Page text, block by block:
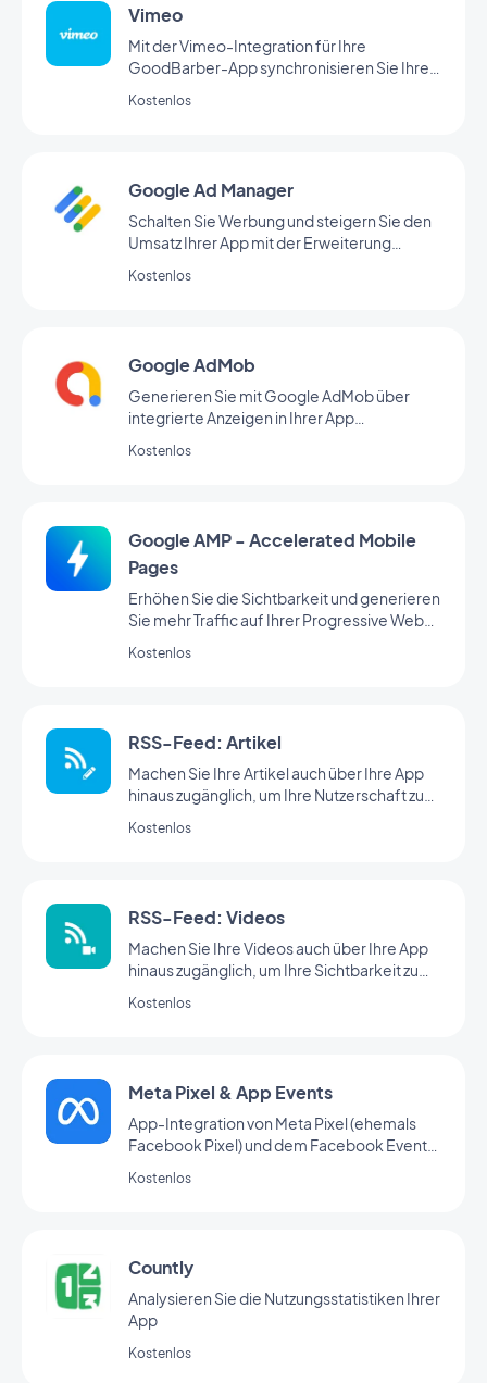
Vimeo
Mit der Vimeo-Integration für Ihre
GoodBarber-App synchronisieren Sie Ihre
mit Ihrer App.
Kostenlos
Google Ad Manager
Schalten Sie Werbung und steigern Sie den
Umsatz Ihrer App mit der Erweiterung
Kostenlos
Google AdMob
Generieren Sie mit Google AdMob über
integrierte Anzeigen in Ihrer App
Kostenlos
Google AMP - Accelerated Mobile
Pages
Erhöhen Sie die Sichtbarkeit und generieren
Sie mehr Traffic auf Ihrer Progressive Web
Kostenlos
RSS-Feed: Artikel
Machen Sie Ihre Artikel auch über Ihre App
hinaus zugänglich, um Ihre Nutzerschaft zu
Kostenlos
RSS-Feed: Videos
Machen Sie Ihre Videos auch über Ihre App
hinaus zugänglich, um Ihre Sichtbarkeit zu
Kostenlos
Meta Pixel & App Events
App-Integration von Meta Pixel (ehemals
Facebook Pixel) und dem Facebook Event
Nutzerverhaltens und zur
Kostenlos
Countly
Analysieren Sie die Nutzungsstatistiken Ihrer
App
Kostenlos